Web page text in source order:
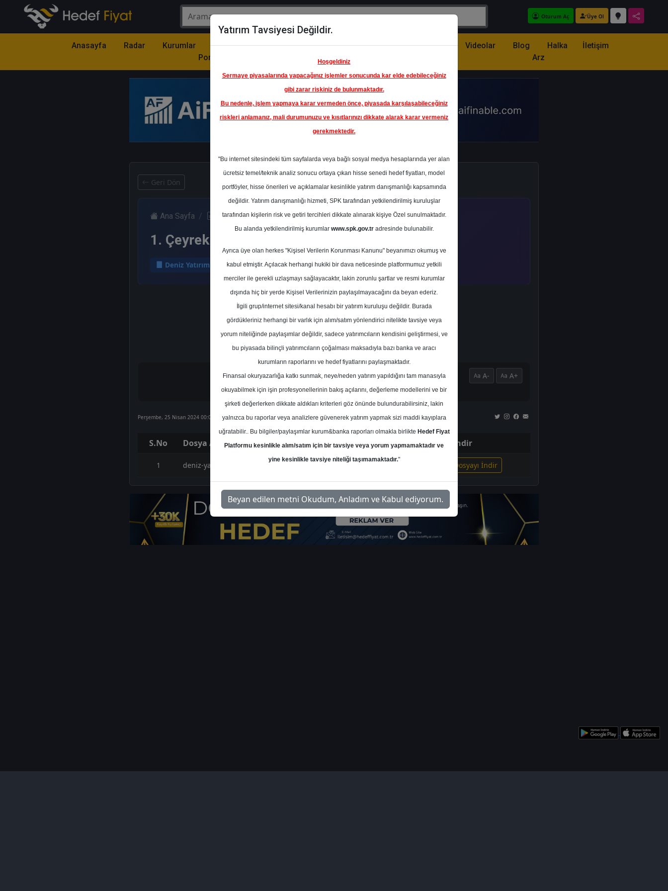
Oturum Aç Üye Ol
Anasayfa Radar Kurumlar
Model
Portföy
Hisse
Öne
Çıkanlar
Raporlar Partnerlerimiz Videolar Blog
Halka
Arz
İletişim
Geri Dön
Ana Sayfa Raporlar Deniz Yatırım Rapor Detay
1. Çeyrek Finansal Sonuç Beklentileri
Deniz Yatırım 25 Nisan 2024
A- A+
Perşembe, 25 Nisan 2024 00:00
S.No Dosya Adı İndir
1 deniz-yatirim-bilanco-beklentileri-2024 İlgili Dosyayı İndir
Yatırım Tavsiyesi Değildir.
Hoşgeldiniz
Sermaye piyasalarında yapacağınız işlemler sonucunda kar elde edebileceğiniz
gibi zarar riskiniz de bulunmaktadır.
Bu nedenle, işlem yapmaya karar vermeden önce, piyasada karşılaşabileceğiniz
riskleri anlamanız, mali durumunuzu ve kısıtlarınızı dikkate alarak karar vermeniz
gerekmektedir.
"Bu internet sitesindeki tüm sayfalarda veya bağlı sosyal medya hesaplarında yer alan
ücretsiz temel/teknik analiz sonucu ortaya çıkan hisse senedi hedef fiyatları, model
portföyler, hisse önerileri ve açıklamalar kesinlikle yatırım danışmanlığı kapsamında
değildir. Yatırım danışmanlığı hizmeti, SPK tarafından yetkilendirilmiş kuruluşlar
tarafından kişilerin risk ve getiri tercihleri dikkate alınarak kişiye Özel sunulmaktadır.
Bu alanda yetkilendirilmiş kurumlar www.spk.gov.tradresinde bulunabilir.
Ayrıca üye olan herkes "Kişisel Verilerin Korunması Kanunu" beyanımızı okumuş ve
kabul etmiştir. Açılacak herhangi hukiki bir dava neticesinde platformumuz yetkili
merciler ile gerekli uzlaşmayı sağlayacaktır, lakin zorunlu şartlar ve resmi kurumlar
dışında hiç bir yerde Kişisel Verilerinizin paylaşılmayacağını da beyan ederiz.
İlgili grup/internet sitesi/kanal hesabı bir yatırım kuruluşu değildir. Burada
gördükleriniz herhangi bir varlık için alım/satım yönlendirici nitelikte tavsiye veya
yorum niteliğinde paylaşımlar değildir, sadece yatırımcıların kendisini geliştirmesi, ve
bu piyasada bilinçli yatırımcıların çoğalması maksadıyla bazı banka ve aracı
kurumların raporlarını ve hedef fiyatlarını paylaşmaktadır.
Finansal okuryazarlığa katkı sunmak, neye/neden yatırım yapıldığını tam manasıyla
okuyabilmek için işin profesyonellerinin bakış açılarını, değerleme modellerini ve bir
şirketi değerlerken dikkate aldıkları kriterleri göz önünde bulundurabilirsiniz, lakin
yalnızca bu raporlar veya analizlere güvenerek yatırım yapmak sizi maddi kayıplara
uğratabilir.. Bu bilgiler/paylaşımlar kurum&banka raporları olmakla birlikte Hedef Fiyat
Platformu kesinlikle alım/satım için bir tavsiye veya yorum yapmamaktadır ve
yine kesinlikle tavsiye niteliği taşımamaktadır."
Beyan edilen metni Okudum, Anladım ve Kabul ediyorum.